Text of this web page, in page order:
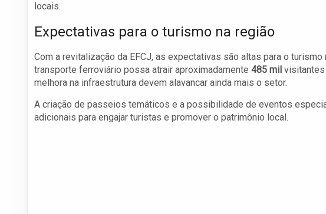
locais.
Expectativas para o turismo na região
Com a revitalização da EFCJ, as expectativas são altas para o
transporte ferroviário possa atrair aproximadamente 485 mil visitantes
melhora na infraestrutura devem alavancar ainda mais o setor.
A criação de passeios temáticos e a possibilidade de eventos
adicionais para engajar turistas e promover o patrimônio local.